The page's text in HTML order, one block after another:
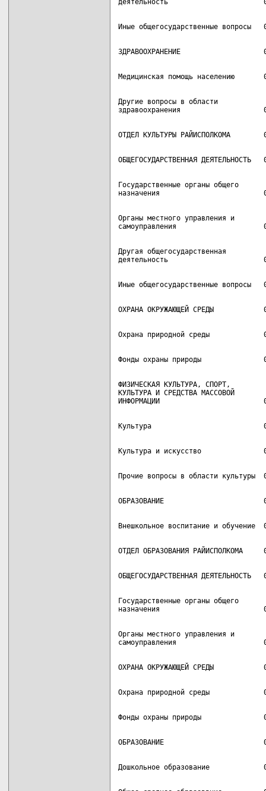
Другие вопросы в области
Государственные органы общего
Органы местного управления и
Другая общегосударственная
ФИЗИЧЕСКАЯ КУЛЬТУРА, СПОРТ,
КУЛЬТУРА И СРЕДСТВА МАССОВОЙ
Государственные органы общего
Органы местного управления и